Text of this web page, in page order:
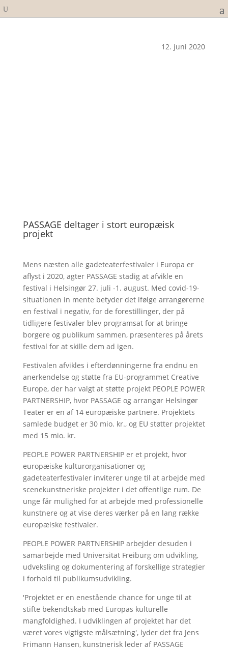
12. juni 2020
PASSAGE deltager i stort europæisk
projekt
Mens næsten alle gadeteaterfestivaler i Europa er
aflyst i 2020, agter PASSAGE stadig at afvikle en
festival i Helsingør 27. juli -1. august. Med covid-19-
situationen in mente betyder det ifølge arrangørerne
en festival i negativ, for de forestillinger, der på
tidligere festivaler blev programsat for at bringe
borgere og publikum sammen, præsenteres på årets
festival for at skille dem ad igen.
Festivalen afvikles i efterdønningerne fra endnu en
anerkendelse og støtte fra EU-programmet Creative
Europe, der har valgt at støtte projekt PEOPLE POWER
PARTNERSHIP, hvor PASSAGE og arrangør Helsingør
Teater er en af 14 europæiske partnere. Projektets
samlede budget er 30 mio. kr., og EU støtter projektet
med 15 mio. kr.
PEOPLE POWER PARTNERSHIP er et projekt, hvor
europæiske kulturorganisationer og
gadeteaterfestivaler inviterer unge til at arbejde med
scenekunstneriske projekter i det offentlige rum. De
unge får mulighed for at arbejde med professionelle
kunstnere og at vise deres værker på en lang række
europæiske festivaler.
PEOPLE POWER PARTNERSHIP arbejder desuden i
samarbejde med Universität Freiburg om udvikling,
udveksling og dokumentering af forskellige strategier
i forhold til publikumsudvikling.
'Projektet er en enestående chance for unge til at
stifte bekendtskab med Europas kulturelle
mangfoldighed. I udviklingen af projektet har det
været vores vigtigste målsætning', lyder det fra Jens
Frimann Hansen, kunstnerisk leder af PASSAGE